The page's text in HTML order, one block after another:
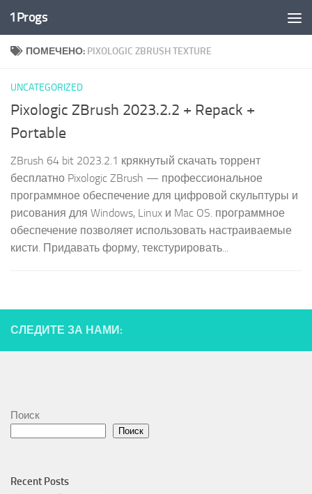
Перейти к содержимому
1Progs
ПОМЕЧЕНО: PIXOLOGIC ZBRUSH TEXTURE
UNCATEGORIZED
Pixologic ZBrush 2023.2.2 + Repack +
Portable
ZBrush 64 bit 2023.2.1 крякнутый скачать торрент
бесплатно Pixologic ZBrush — профессиональное
программное обеспечение для цифровой скульптуры и
рисования для Windows, Linux и Mac OS. программное
обеспечение позволяет использовать настраиваемые
кисти. Придавать форму, текстурировать...
СЛЕДИТЕ ЗА НАМИ:
Поиск
Поиск
Recent Posts